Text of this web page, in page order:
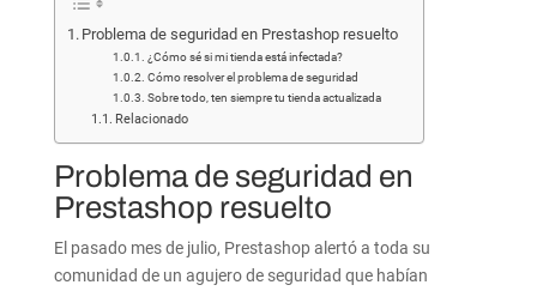
Problema de seguridad en Prestashop resuelto
¿Cómo sé si mi tienda está infectada?
Cómo resolver el problema de seguridad
Sobre todo, ten siempre tu tienda actualizada
Relacionado
Problema de seguridad en
Prestashop resuelto
El pasado mes de julio, Prestashop alertó a toda su
comunidad de un agujero de seguridad que habían